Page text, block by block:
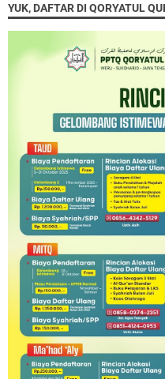
YUK, DAFTAR DI QORYATUL